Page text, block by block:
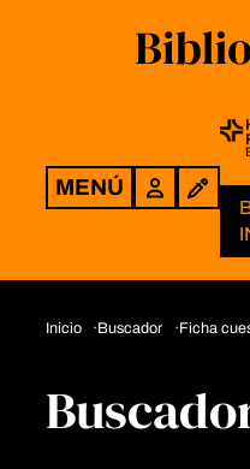
MENÚ Login
Inicio Buscador Ficha